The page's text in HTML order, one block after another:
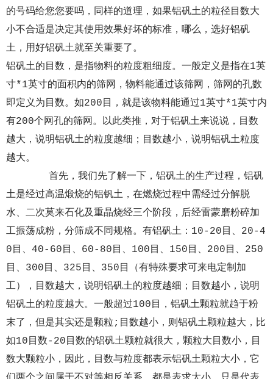
的号码给您您要吗，同样的道理，如果铝矾土的粒径目数大
小不合适是决定其使用效果好坏的标准，哪么，选好铝矾
土，用好铝矾土就至关重要了。
铝矾土的目数，是指物料的粒度粗细度。一般定义是指在1英
寸*1英寸的面积内的筛网，物料能通过该筛网，筛网的孔数
即定义为目数。如200目，就是该物料能通过1英寸*1英寸内
有200个网孔的筛网。以此类推，对于铝矾土来说说，目数
越大，说明铝矾土的粒度越细；目数越小，说明铝矾土粒度
越大。
首先，我们先了解一下，铝矾土的生产过程，铝矾
土是经过高温煅烧的铝钒土，在燃烧过程中需经过分解脱
水、二次莫来石化及重晶烧经三个阶段，后经雷蒙磨粉碎加
工振荡成粉，分筛成不同规格。有铝矾土：10-20目、20-4
0目、40-60目、60-80目、100目、150目、200目、250
目、300目、325目、350目（有特殊要求可来电定制加
工），目数越大，说明铝矾土的粒度越细；目数越小，说明
铝矾土的粒度越大。一般超过100目，铝矾土颗粒就趋于粉
末了，但是其实还是颗粒;目数越小，则铝矾土颗粒越大，比
如10目数-20目数的铝矾土颗粒就很大，颗粒大目数小，目
数大颗粒小，因此，目数与粒度都表示铝矾土颗粒大小，它